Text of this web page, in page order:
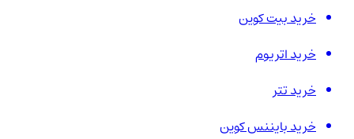
خرید بیت کوین
خرید اتریوم
خرید تتر
خرید بایننس کوین